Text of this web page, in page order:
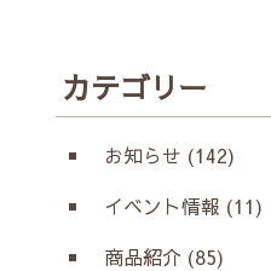
カテゴリー
お知らせ (142)
イベント情報 (11)
商品紹介 (85)